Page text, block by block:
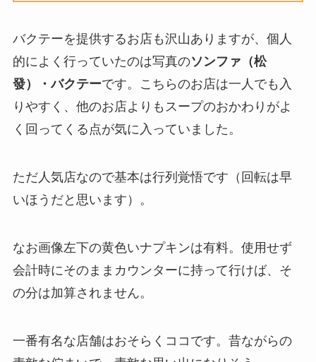
バクテーを提供するお店も沢山ありますが、個人
的によく行っていたのは写真のソンファ（松
發）・バクテーです。こちらのお店は一人でも入
りやすく、他のお店よりもスープのおかわりがよ
く回ってくる点が気に入っていました。
ただ人気店なので基本は行列覚悟です（回転は早
いほうだと思います）。
なお画像左下の黄色いナプキンは有料。使用せず
会計時にそのままカウンターに持って行けば、そ
の分は加算されません。
一番有名な店舗はおそらくココです。昔ながらの